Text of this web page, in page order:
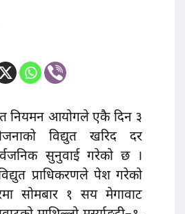
नियमन आयोगले एकै दिन ३
विद्युत खरिद दर
सुनुवाई गरेको छ ।
प्राधिकरणले पेश गरेको
सोमबार १ सय मेगावाट